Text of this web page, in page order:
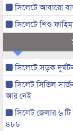
সিলেটে আবারো
সিলেটে শিশু
সিলেটে সড়ক
সিলেট সিভিল
আর নেই
সিলেট জেলার ৬
৪৮৮